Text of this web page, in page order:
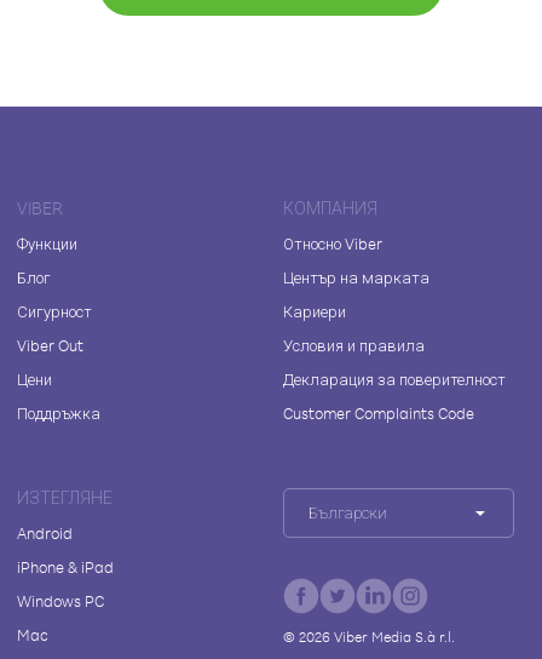
VIBER
Функции
Блог
Сигурност
Viber Out
Цени
Поддръжка
КОМПАНИЯ
Относно Viber
Център на марката
Кариери
Условия и правила
Декларация за поверителност
Customer Complaints Code
ИЗТЕГЛЯНЕ
Android
iPhone & iPad
Windows PC
Mac
Български
© 2026Viber Media S.à r.l.